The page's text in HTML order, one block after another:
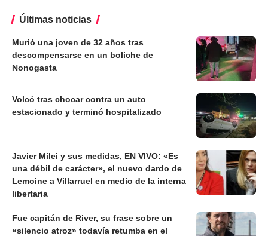
Últimas noticias
Murió una joven de 32 años tras
descompensarse en un boliche de
Nonogasta
Volcó tras chocar contra un auto
estacionado y terminó hospitalizado
Javier Milei y sus medidas, EN VIVO: «Es
una débil de carácter», el nuevo dardo de
Lemoine a Villarruel en medio de la interna
libertaria
Fue capitán de River, su frase sobre un
«silencio atroz» todavía retumba en el